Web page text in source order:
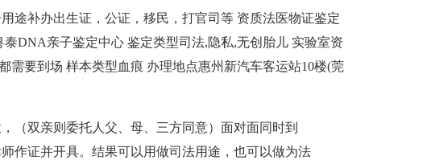
途补办出生证，公证，移民，打官司等 资质法医物证鉴定
泰DNA亲子鉴定中心 鉴定类型司法,隐私,无创胎儿 实验室资
需要到场 样本类型血痕 办理地点惠州新汽车客运站10楼(莞
（双亲则委托人父、母、三方同意）面对面同时到
作证并开具。结果可以用做司法用途，也可以做为法